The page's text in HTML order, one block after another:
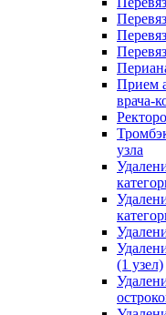
Прием
врача-
узла
(1 узел)